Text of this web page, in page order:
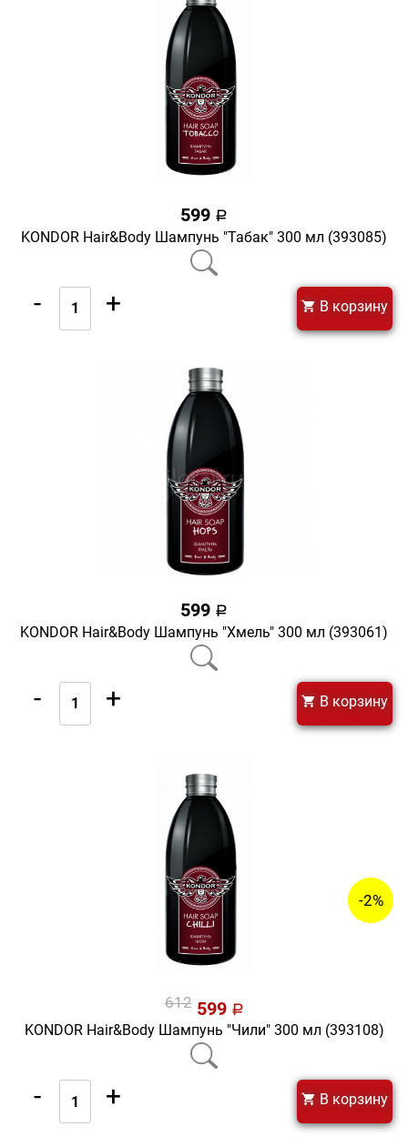
599 a
KONDOR Hair&Body Шампунь "Табак" 300 мл (393085)
- + В корзину
599 a
KONDOR Hair&Body Шампунь "Хмель" 300 мл (393061)
- + В корзину
-2%
612599 a
KONDOR Hair&Body Шампунь "Чили" 300 мл (393108)
- + В корзину